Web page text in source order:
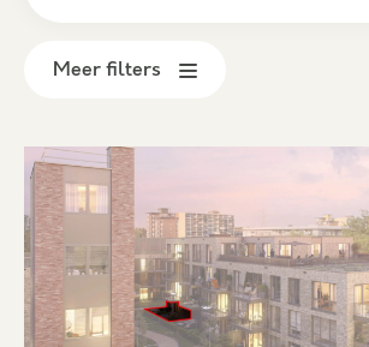
Meer filters